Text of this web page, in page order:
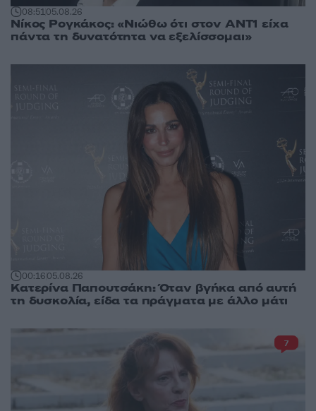
08:5105.08.26
Νίκος Ρογκάκος: «Νιώθω ότι στον ΑΝΤ1 είχα
πάντα τη δυνατότητα να εξελίσσομαι»
00:1605.08.26
Κατερίνα Παπουτσάκη: Όταν βγήκα από αυτή
τη δυσκολία, είδα τα πράγματα με άλλο μάτι
7